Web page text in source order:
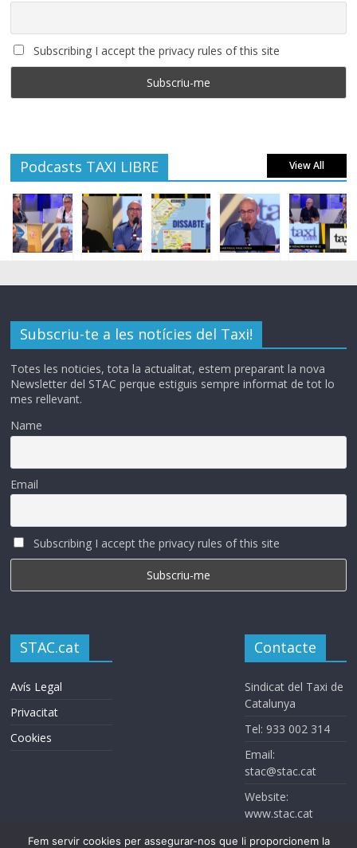
Subscribing I accept the privacy rules of this site
Podcasts TAXI LIBRE View All
Subscriu-te a les notícies del Taxi!
Totes les noticies, tota la actualitat, estem preparant la nova
Newsletter del STAC perque estiguis sempre informat de tot lo
mes rellevant.
Name
Email
Subscribing I accept the privacy rules of this site
STAC.cat
Avís Legal
Privacitat
Cookies
Contacte
Sindicat del Taxi de
Catalunya
Tel: 933 002 314
Email:
stac@stac.cat
Website:
www.stac.cat
Fem servir cookies per assegurar-nos que li proporcionem la